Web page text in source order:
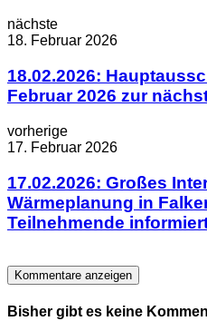
nächste
18. Februar 2026
18.02.2026:
Februar 2026 zur
vorherige
17. Februar 2026
17.02.2026: Großes
Wärmeplanung in
Teilnehmende
Kommentare anzeigen
Bisher gibt es keine